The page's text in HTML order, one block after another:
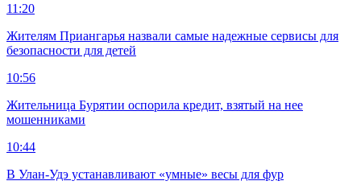
11:20
Жителям Приангарья назвали самые надежные сервисы для
безопасности для детей
10:56
Жительница Бурятии оспорила кредит, взятый на нее
мошенниками
10:44
В Улан-Удэ устанавливают «умные» весы для фур